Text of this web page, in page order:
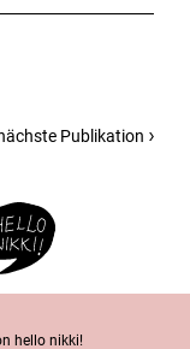
Publikation
hello nikki!